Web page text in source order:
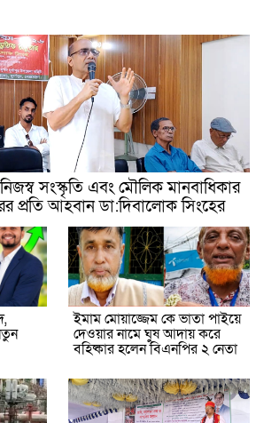
সংস্কৃতি এবং মৌলিক মানবাধিকার
প্রতি আহবান ডা:দিবালোক সিংহের
ইমাম মোয়াজ্জেম কে ভাতা পাইয়ে
দেওয়ার নামে ঘুষ আদায় করে
বহিষ্কার হলেন বিএনপির ২ নেতা